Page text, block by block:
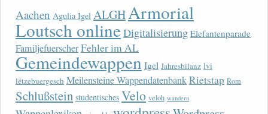
Aachen Agulia Igel ALGHArmorial
Loutsch onlineDigitalisierung Elefantenparade
FamiljefuerscherFehler im AL
Gemeindewappen Igel Jahresbilanz lvi
lëtzebuergesch Meilensteine WappendatenbankRietstap Rom
Schlußstein studentisches Velo veloh wandern